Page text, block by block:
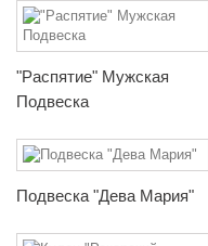
"Распятие" Мужская
Подвеска
Подвеска "Дева Мария"